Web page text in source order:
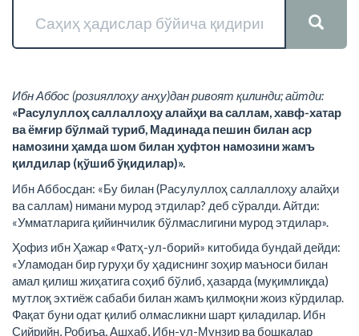
Ибн Аббос (розияллоҳу анҳу)дан ривоят қилинди; айтди:
«Расулуллоҳ саллаллоҳу алайҳи ва саллам, хавф-хатар
ва ёмғир бўлмай туриб, Мадинада пешин билан аср
намозини ҳамда шом билан ҳуфтон намозини жамъ
қилдилар (қўшиб ўқидилар)».
Ибн Аббосдан: «Бу билан (Расулуллоҳ саллаллоҳу алайҳи
ва саллам) нимани мурод этдилар? деб сўралди. Айтди:
«Умматларига қийинчилик бўлмаслигини мурод этдилар».
Ҳофиз ибн Ҳажар «Фатҳ-ул-борий» китобида бундай дейди:
«Уламодан бир гуруҳи бу ҳадиснинг зоҳир маъноси билан
амал қилиш жиҳатига соҳиб бўлиб, ҳазарда (муқимлиқда)
мутлоқ эхтиёж сабаби билан жамъ қилмоқни жоиз кўрдилар.
Фақат буни одат қилиб олмасликни шарт қиладилар. Ибн
Сийрийн, Робиъа, Ашҳаб, Ибн-ул-Мунзир ва бошқалар